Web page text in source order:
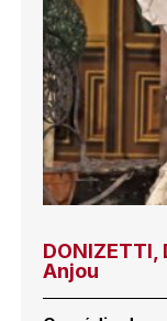
DONIZETTI,
Anjou